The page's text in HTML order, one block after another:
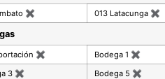
✖ 013 Latacunga ✖
✖ Bodega 1 ✖
3 ✖ Bodega 5 ✖